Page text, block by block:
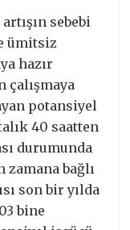
sebebi
ümitsiz
hazır
çalışmaya
potansiyel
40 saatten
durumunda
zamana bağlı
son bir yılda
bine